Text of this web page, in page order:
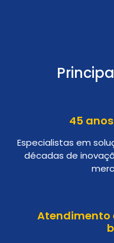
45
Especialistas em
décadas de
Atendimento